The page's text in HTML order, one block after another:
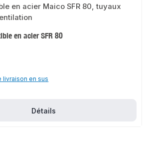
en acier SFR 80
livraison en sus
Détails